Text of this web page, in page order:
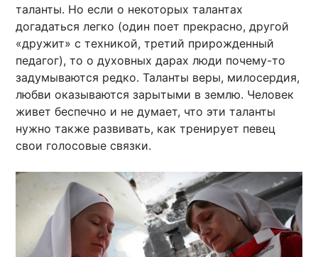
таланты. Но если о некоторых талантах
догадаться легко (один поет прекрасно, другой
«дружит» с техникой, третий прирожденный
педагог), то о духовных дарах люди почему-то
задумываются редко. Таланты веры, милосердия,
любви оказываются зарытыми в землю. Человек
живет беспечно и не думает, что эти таланты
нужно также развивать, как тренирует певец
свои голосовые связки.